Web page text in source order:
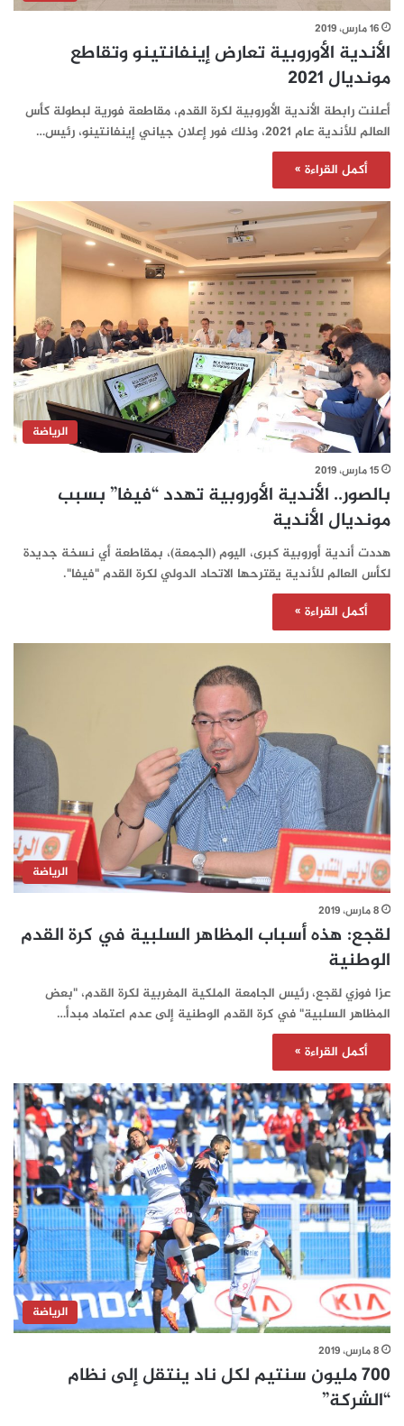
16 مارس، 2019
الأندية الأوروبية تعارض إينفانتينو وتقاطع
مونديال 2021
أعلنت رابطة الأندية الأوروبية لكرة القدم، مقاطعة فورية لبطولة كأس
العالم للأندية عام 2021، وذلك فور إعلان جياني إينفانتينو، رئيس…
أكمل القراءة »
الرياضة
15 مارس، 2019
بالصور.. الأندية الأوروبية تهدد “فيفا” بسبب
مونديال الأندية
هددت أندية أوروبية كبرى، اليوم (الجمعة)، بمقاطعة أي نسخة جديدة
لكأس العالم للأندية يقترحها الاتحاد الدولي لكرة القدم "فيفا".
أكمل القراءة »
الرياضة
8 مارس، 2019
لقجع: هذه أسباب المظاهر السلبية في كرة القدم
الوطنية
عزا فوزي لقجع، رئيس الجامعة الملكية المغربية لكرة القدم، "بعض
المظاهر السلبية" في كرة القدم الوطنية إلى عدم اعتماد مبدأ…
أكمل القراءة »
الرياضة
8 مارس، 2019
700 مليون سنتيم لكل ناد ينتقل إلى نظام
“الشركة”